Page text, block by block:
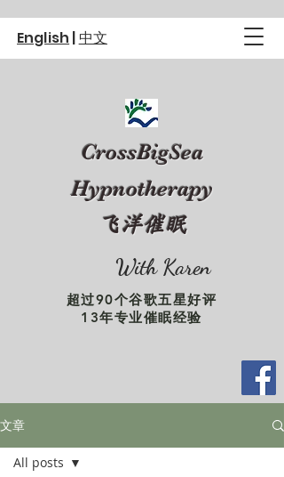
With Karen
CrossBigSea
Hypnotherapy
飞洋催眠
超过90个谷歌五星好评
13年专业催眠经验
English | 中文
文章
All posts